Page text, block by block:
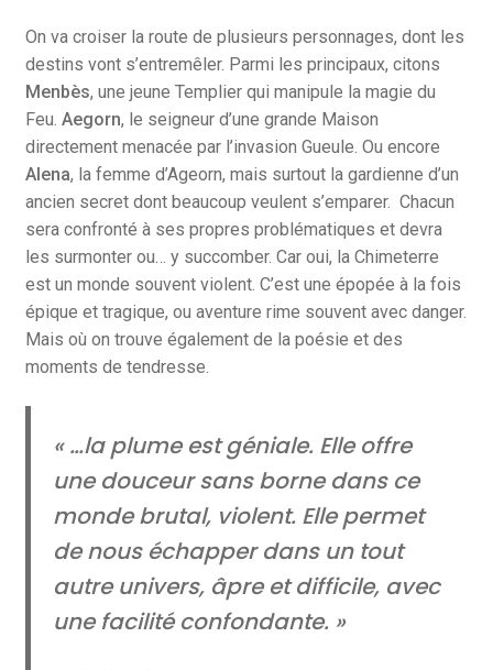
On va croiser la route de plusieurs personnages, dont les
destins vont s’entremêler. Parmi les principaux, citons
Menbès, une jeune Templier qui manipule la magie du
Feu. Aegorn, le seigneur d’une grande Maison
directement menacée par l’invasion Gueule. Ou encore
Alena, la femme d’Ageorn, mais surtout la gardienne d’un
ancien secret dont beaucoup veulent s’emparer. Chacun
sera confronté à ses propres problématiques et devra
les surmonter ou… y succomber. Car oui, la Chimeterre
est un monde souvent violent. C’est une épopée à la fois
épique et tragique, ou aventure rime souvent avec danger.
Mais où on trouve également de la poésie et des
moments de tendresse.
« …la plume est géniale. Elle offre
une douceur sans borne dans ce
monde brutal, violent. Elle permet
de nous échapper dans un tout
autre univers, âpre et difficile, avec
une facilité confondante. »